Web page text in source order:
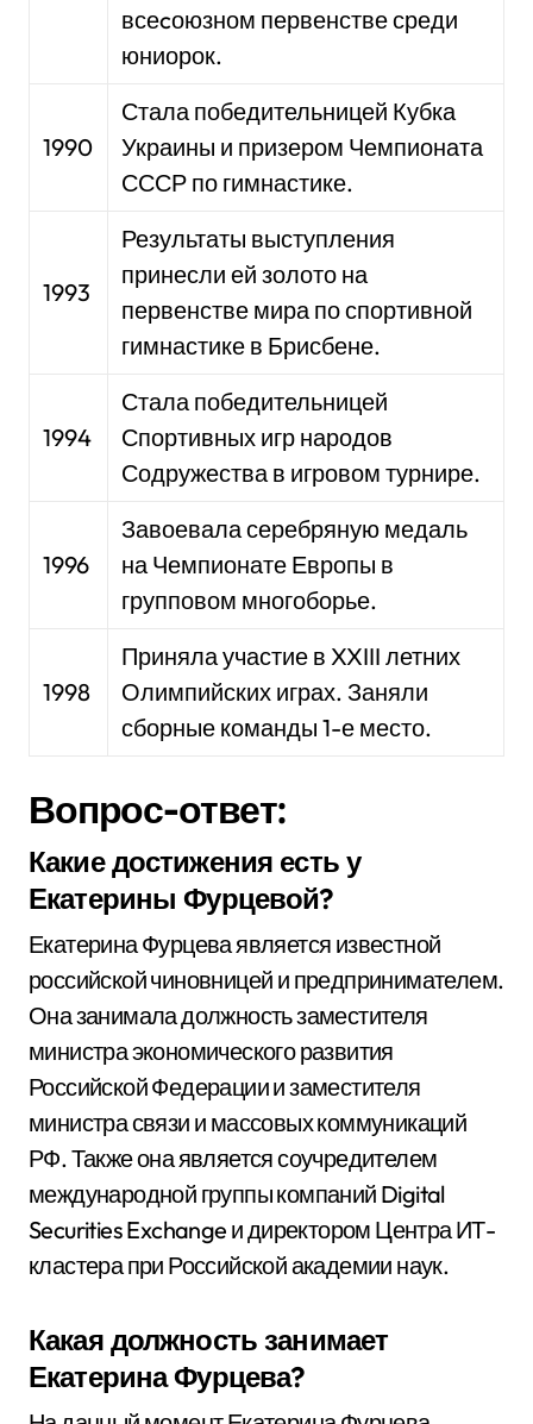
всеcоюзном первенстве среди
юниорок.
1990
Стала победительницей Кубка
Украины и призером Чемпионата
СССР по гимнастике.
1993
Результаты выступления
принесли ей золото на
первенстве мира по спортивной
гимнастике в Брисбене.
1994
Стала победительницей
Спортивных игр народов
Содружества в игровом турнире.
1996
Завоевала серебряную медаль
на Чемпионате Европы в
групповом многоборье.
1998
Приняла участие в XXIII летних
Олимпийских играх. Заняли
сборные команды 1-е место.
Вопрос-ответ:
Какие достижения есть у
Екатерины Фурцевой?
Екатерина Фурцева является известной
российской чиновницей и предпринимателем.
Она занимала должность заместителя
министра экономического развития
Российской Федерации и заместителя
министра связи и массовых коммуникаций
РФ. Также она является соучредителем
международной группы компаний Digital
Securities Exchange и директором Центра ИТ-
кластера при Российской академии наук.
Какая должность занимает
Екатерина Фурцева?